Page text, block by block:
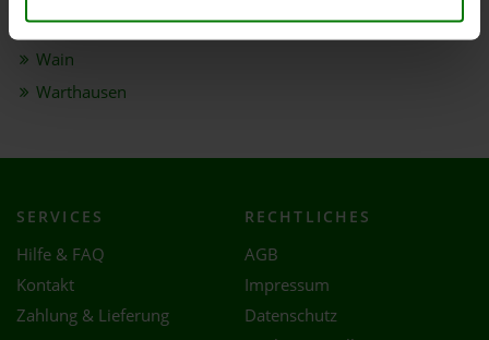
Uttenweiler
Wain
Warthausen
SERVICES
Hilfe & FAQ
Kontakt
Zahlung & Lieferung
RECHTLICHES
AGB
Impressum
Datenschutz